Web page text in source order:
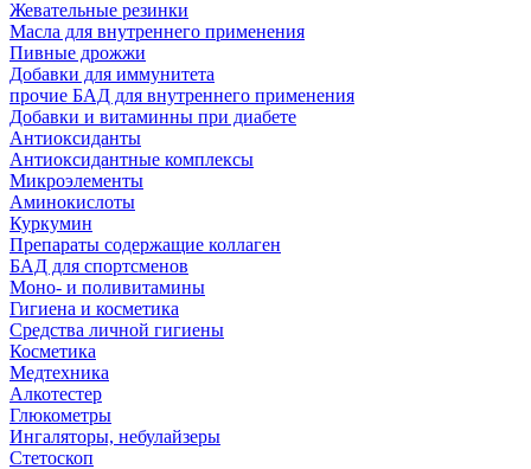
Жевательные резинки
Масла для внутреннего применения
Пивные дрожжи
Добавки для иммунитета
прочие БАД для внутреннего применения
Добавки и витаминны при диабете
Антиоксиданты
Антиоксидантные комплексы
Микроэлементы
Аминокислоты
Куркумин
Препараты содержащие коллаген
БАД для спортсменов
Моно- и поливитамины
Гигиена и косметика
Средства личной гигиены
Косметика
Медтехника
Алкотестер
Глюкометры
Ингаляторы, небулайзеры
Стетоскоп